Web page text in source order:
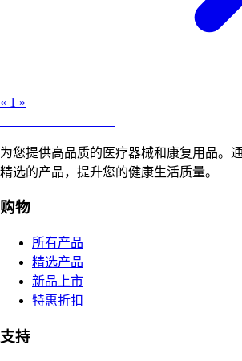
« 1 »
为您提供高品质的医疗器械和康复用品。
精选的产品，提升您的健康生活质量。
购物
所有产品
精选产品
新品上市
特惠折扣
支持